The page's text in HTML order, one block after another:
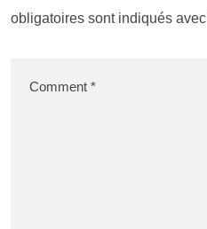
obligatoires sont indiqués avec